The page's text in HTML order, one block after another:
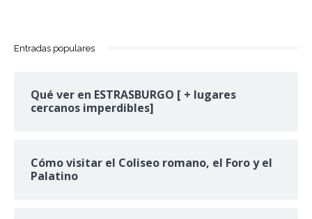
Entradas populares
Qué ver en ESTRASBURGO [ + lugares
cercanos imperdibles]
Cómo visitar el Coliseo romano, el Foro y el
Palatino